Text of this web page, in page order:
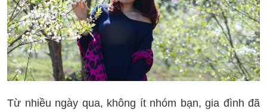
Từ nhiều ngày qua, không ít nhóm bạn, gia đình đã